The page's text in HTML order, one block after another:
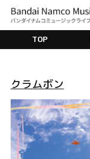
TOP
クラムボン